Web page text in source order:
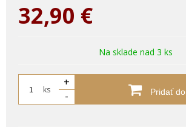
32,90 €
Na sklade nad 3 ks
ks
+
-
Pridať